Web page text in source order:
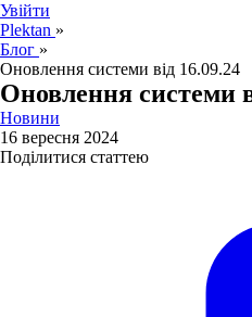
Увійти
Plektan »
Блог »
Оновлення системи від 16.09.24
Оновлення системи
Новини
16 вересня 2024
Поділитися статтею